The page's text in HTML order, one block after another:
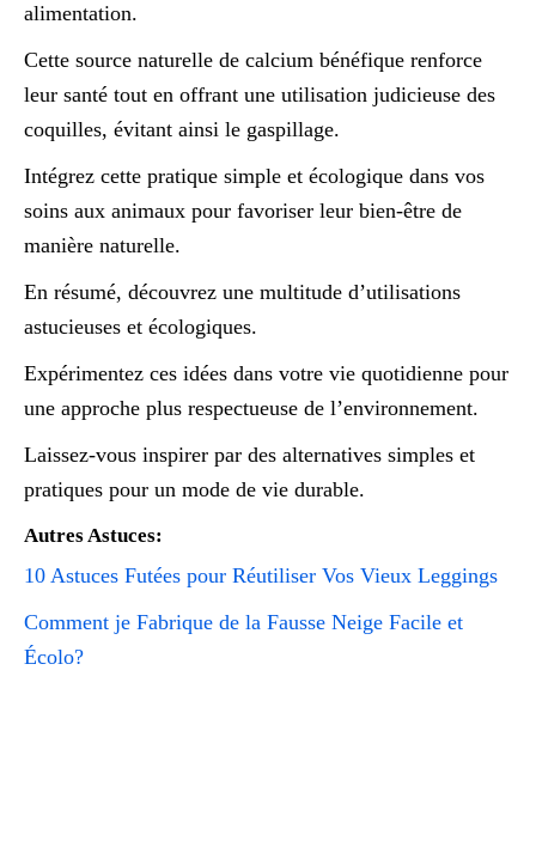
alimentation.
Cette source naturelle de calcium bénéfique renforce
leur santé tout en offrant une utilisation judicieuse des
coquilles, évitant ainsi le gaspillage.
Intégrez cette pratique simple et écologique dans vos
soins aux animaux pour favoriser leur bien-être de
manière naturelle.
En résumé, découvrez une multitude d’utilisations
astucieuses et écologiques.
Expérimentez ces idées dans votre vie quotidienne pour
une approche plus respectueuse de l’environnement.
Laissez-vous inspirer par des alternatives simples et
pratiques pour un mode de vie durable.
Autres Astuces:
10 Astuces Futées pour Réutiliser Vos Vieux Leggings
Comment je Fabrique de la Fausse Neige Facile et
Écolo?